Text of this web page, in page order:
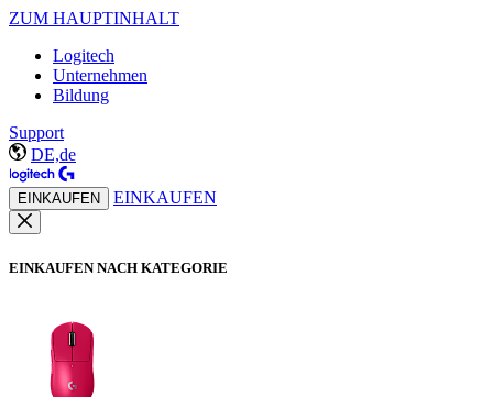
ZUM HAUPTINHALT
Logitech
Unternehmen
Bildung
Support
DE,de
EINKAUFEN EINKAUFEN
EINKAUFEN NACH KATEGORIE